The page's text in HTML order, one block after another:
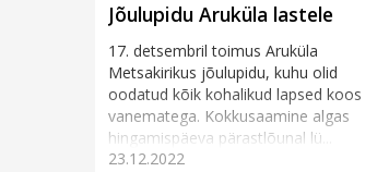
Jõulupidu Aruküla lastele
17. detsembril toimus Aruküla
Metsakirikus jõulupidu, kuhu olid
oodatud kõik kohalikud lapsed koos
vanematega. Kokkusaamine algas
hingamispäeva pärastlõunal lü...
23.12.2022